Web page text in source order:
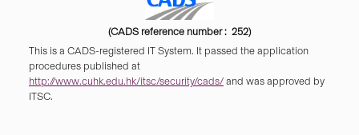
(CADS reference number : 252)
This is a CADS-registered IT System. It passed the application
procedures published at
http://www.cuhk.edu.hk/itsc/security/cads/ and was approved by
ITSC.